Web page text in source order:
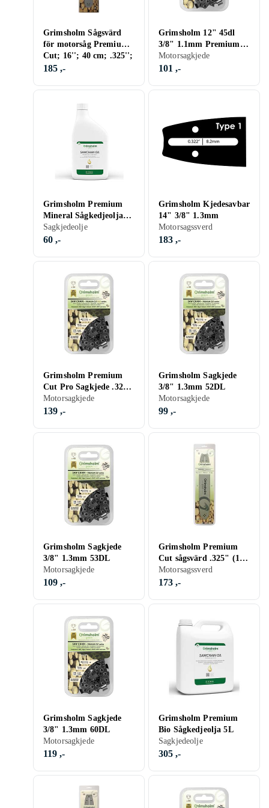
Grimsholm Sågsvärd
för motorsåg Premium
Cut; 16''; 40 cm; .325'';
66; 1,6 mm
185 ,-
Grimsholm 12" 45dl
3/8" 1.1mm Premium
Cut Motorsågskedja
Motorsagkjede
101 ,-
Grimsholm Premium
Mineral Sågkedjeolja
1L
Sagkjedeolje
60 ,-
Grimsholm Kjedesavbar
14" 3/8" 1.3mm
Motorsagssverd
183 ,-
Grimsholm Premium
Cut Pro Sagkjede .325"
1.5mm 64DL
Motorsagkjede
139 ,-
Grimsholm Sagkjede
3/8" 1.3mm 52DL
Motorsagkjede
99 ,-
Grimsholm Sagkjede
3/8" 1.3mm 53DL
Motorsagkjede
109 ,-
Grimsholm Premium
Cut sågsvärd .325" (1.3
mm) för 15" / 37 cm
Motorsagssverd
173 ,-
Grimsholm Sagkjede
3/8" 1.3mm 60DL
Motorsagkjede
119 ,-
Grimsholm Premium
Bio Sågkedjeolja 5L
Sagkjedeolje
305 ,-